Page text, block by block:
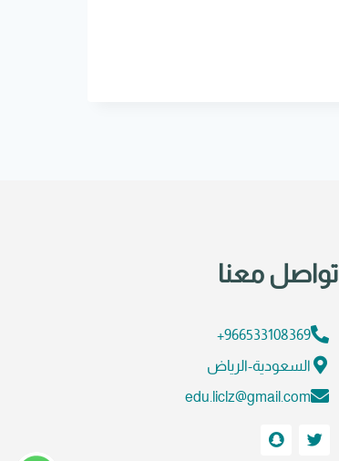
تواصل معنا
966533108369+
السعودية-الرياض
edu.liclz@gmail.com